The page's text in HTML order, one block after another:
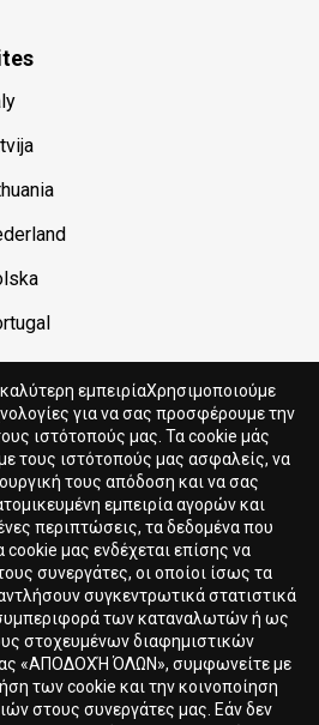
εμπειρίαΧρησιμοποιούμε
για να σας προσφέρουμε την
ιστότοπούς μας. Τα cookie μάς
τους ιστότοπούς μας ασφαλείς, να
τους απόδοση και να σας
εμπειρία αγορών και
περιπτώσεις, τα δεδομένα που
cookie μας ενδέχεται επίσης να
συνεργάτες, οι οποίοι ίσως τα
συγκεντρωτικά στατιστικά
συμπεριφορά των καταναλωτών ή ως
στοχευμένων διαφημιστικών
«ΑΠΟΔΟΧΉ ΌΛΩΝ», συμφωνείτε με
των cookie και την κοινοποίηση
στους συνεργάτες μας. Εάν δεν